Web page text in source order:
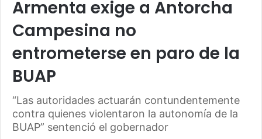
Armenta exige a Antorcha
Campesina no
entrometerse en paro de la
BUAP
“Las autoridades actuarán contundentemente
contra quienes violentaron la autonomía de la
BUAP” sentenció el gobernador